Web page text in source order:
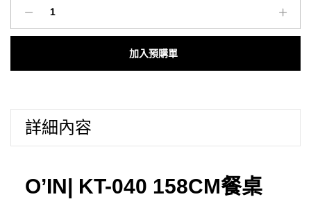
歐
家
｜
KT-
桌
Add to cart
詳細內容
O’IN| KT-040 158CM餐桌